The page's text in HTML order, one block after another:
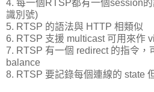
4. 每一個RTSP都有一個session
識別號)
5. RTSP 的語法與 HTTP 相類似
6. RTSP 支援 multicast 可用來作
7. RTSP 有一個 redirect 的指令，
balance
8. RTSP 要記錄每個連線的 state